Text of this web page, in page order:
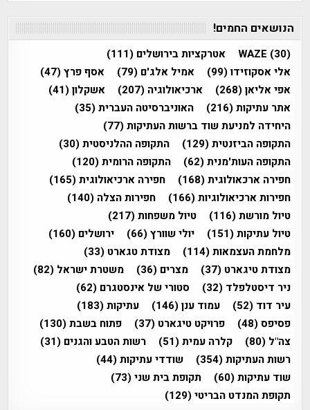
הנושאים החמים!
WAZE (30) אטרקציות בירושלים (111)
אלי אסקוזידו(99) אמיל אלג'ם (79) אסף פרץ(47)
אפי אליאן(268) ארכיאולוגיה (207) אשקלון(41)
אתר עתיקות(216) האוניברסיטה העברית(35)
היחידה למניעת שוד ברשות העתיקות(77)
התקופה הביזנטית(129) התקופה ההלניסטית(30)
התקופה העות'מנית(62) התקופה הרומית(120)
חפירה ארכאולוגית(168) חפירה ארכיאולוגית(165)
חפירות ארכיאולוגיות(166) חפירות הצלה (140)
טיול מורשת(116) טיול משפחות(217)
טיול עתיקות(151) יולי שוורץ(66) ירושלים (160)
מלחמת העצמאות(114) מצודת טגארט (33)
מצודת טיגארט (37) מצרים (36) משטרת ישראל (82)
ניר דיסטלפלד (32) סטורי של אינסטגרם (62)
עיר דוד (52) עמוד ענן(146) עתיקות(183)
פסיפס(48) פרויקט טיגארט (37) פתוח בשבת(130)
צה"ל (80) קלרה עמית(51) רשות הטבע והגנים (31)
רשות העתיקות(354) שודדי עתיקות(44)
שוד עתיקות(60) תקופת בית שני(73)
תקופת המנדט הבריטי(129)